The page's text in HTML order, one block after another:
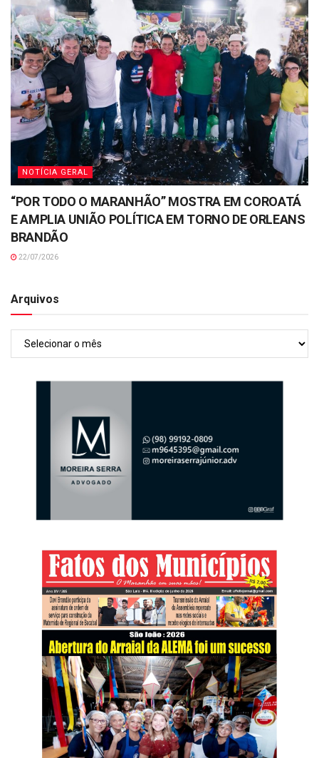
NOTÍCIA GERAL
“POR TODO O MARANHÃO” MOSTRA EM COROATÁ
E AMPLIA UNIÃO POLÍTICA EM TORNO DE ORLEANS
BRANDÃO
22/07/2026
Arquivos
Arquivos